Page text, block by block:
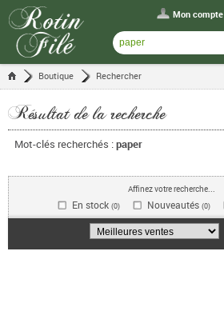
Mon compte
Boutique Rechercher
Résultat de la recherche
Mot-clés recherchés :paper
Affinez votre recherche...
En stock (0) Nouveautés (0)